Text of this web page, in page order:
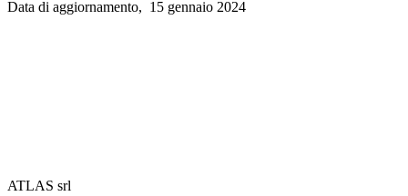
Data di aggiornamento, 15 gennaio 2024
ATLAS srl